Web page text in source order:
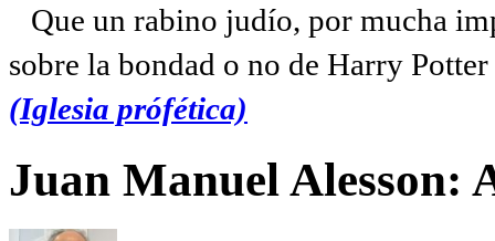
Que un rabino judío, por mucha
sobre la bondad o no de Harry
(Iglesia prófética)
Juan Manuel Alesson: